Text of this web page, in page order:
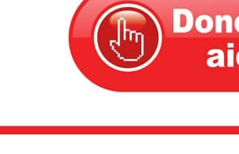
Un proiect
FREEDOM HOUSE
ROMÂNIA